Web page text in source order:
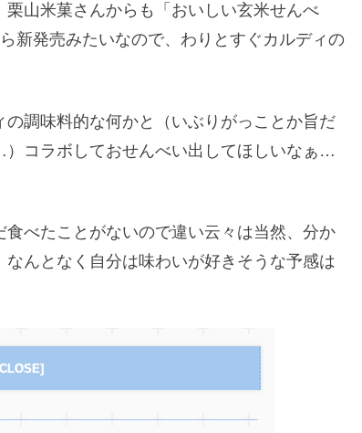
山米菓さんからも「おいしい玄米せんべ
新発売みたいなので、わりとすぐカルディの
調味料的な何かと（いぶりがっことか旨だ
コラボしておせんべい出してほしいなぁ…
べたことがないので違い云々は当然、分か
んとなく自分は味わいが好きそうな予感は